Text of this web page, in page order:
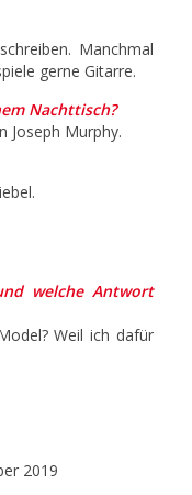
Manchmal
gerne Gitarre.
Nachttisch?
Joseph Murphy.
welche Antwort
Weil ich dafür
2019